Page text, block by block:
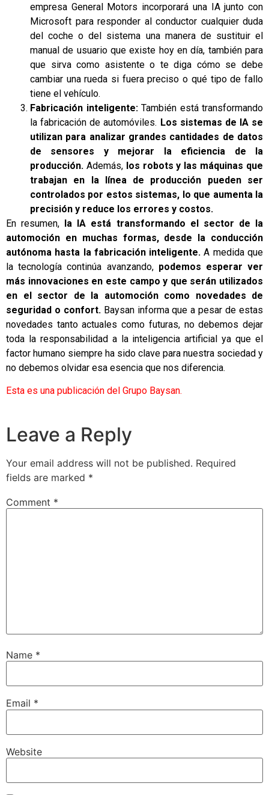
empresa General Motors incorporará una IA junto con
Microsoft para responder al conductor cualquier duda
del coche o del sistema una manera de sustituir el
manual de usuario que existe hoy en día, también para
que sirva como asistente o te diga cómo se debe
cambiar una rueda si fuera preciso o qué tipo de fallo
tiene el vehículo.
Fabricación inteligente: También está transformando
la fabricación de automóviles. Los sistemas de IA se
utilizan para analizar grandes cantidades de datos
de sensores y mejorar la eficiencia de la
producción. Además, los robots y las máquinas que
trabajan en la línea de producción pueden ser
controlados por estos sistemas, lo que aumenta la
precisión y reduce los errores y costos.
En resumen, la IA está transformando el sector de la
automoción en muchas formas, desde la conducción
autónoma hasta la fabricación inteligente. A medida que
la tecnología continúa avanzando, podemos esperar ver
más innovaciones en este campo y que serán utilizados
en el sector de la automoción como novedades de
seguridad o confort. Baysan informa que a pesar de estas
novedades tanto actuales como futuras, no debemos dejar
toda la responsabilidad a la inteligencia artificial ya que el
factor humano siempre ha sido clave para nuestra sociedad y
no debemos olvidar esa esencia que nos diferencia.
Esta es una publicación del Grupo Baysan.
Leave a Reply
Your email address will not be published. Required
fields are marked *
Comment *
Name *
Email *
Website